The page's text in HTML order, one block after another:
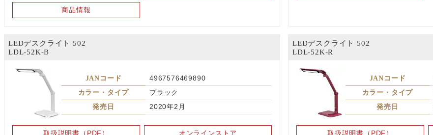
商品情報
LEDデスクライト 502
LDL-52K-B
JANコード
4967576469890
カラー・タイプ
ブラック
発売日
2020年2月
取扱説明書（PDF） オンラインストア
LEDデスクライト 502
LDL-52K-R
JANコード
カラー・タイプ
発売日
取扱説明書（PDF）